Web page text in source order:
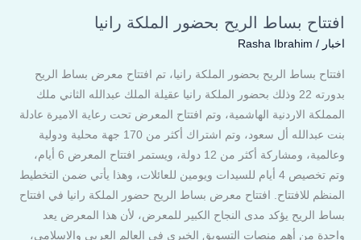
افتتاح بساط الريح بحضور الملكة رانيا
اخبار /
Rasha Ibrahim
افتتاح بساط الريح بحضور الملكة رانيا، تم افتتاح معرض بساط الريح
بدورته 22 وذلك بحضور الملكة رانيا عقيلة الملك عبدالله الثاني ملك
المملكة الاردنية الهاشمية، وتم افتتاح المعرض تحت رعاية الاميرة عادلة
بنت عبدالله أل سعود، وتم اشتراك أكثر من 170 جهة محلية ودولية
وعالمية، ومشاركة أكثر من 12 دولة، ويستمر افتتاح المعرض 6 أيام،
وتم تخصيص 4 أيام للسيدات ويومين للعائلات، وهذا يأتي ضمن التخطيط
المنظم للافتتاح. افتتاح معرض بساط الريح حضور الملكة رانيا في افتتاح
بساط الريح يؤكد مدى النجاح الكبير للمعرض، لأن هذا المعرض يعد
واحدة من أهم منصات التسويق الخيري في العالم العربي والإسلامي،